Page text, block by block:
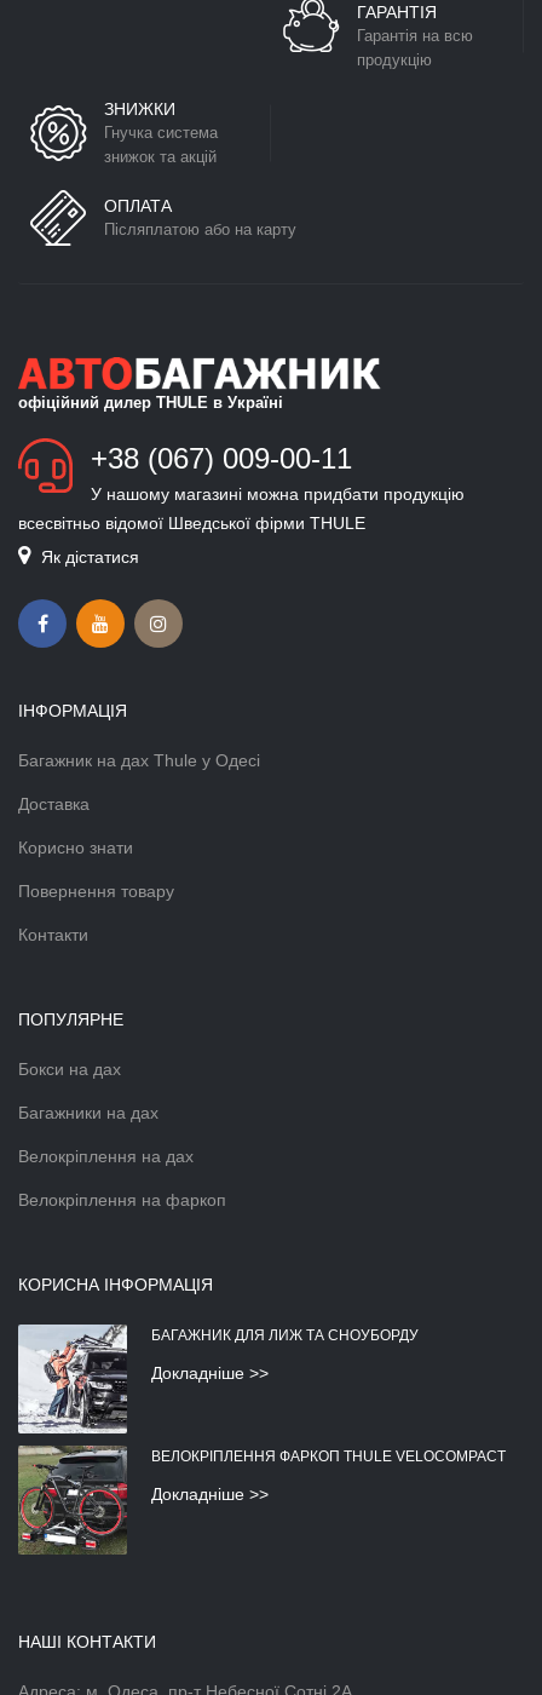
ГАРАНТІЯ
Гарантія на всю
продукцію
ЗНИЖКИ
Гнучка система
знижок та акцій
ОПЛАТА
Післяплатою або на карту
офіційний дилер THULE в Україні
+38 (067) 009-00-11
У нашому магазині можна придбати продукцію
всесвітньо відомої Шведської фірми THULE
Як дістатися
ІНФОРМАЦІЯ
Багажник на дах Thule у Одесі
Доставка
Корисно знати
Повернення товару
Контакти
ПОПУЛЯРНЕ
Бокси на дах
Багажники на дах
Велокріплення на дах
Велокріплення на фаркоп
КОРИСНА ІНФОРМАЦІЯ
БАГАЖНИК ДЛЯ ЛИЖ ТА СНОУБОРДУ
Докладніше >>
ВЕЛОКРІПЛЕННЯ ФАРКОП THULE VELOCOMPACT
Докладніше >>
НАШІ КОНТАКТИ